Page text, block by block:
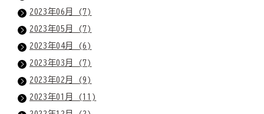
2023年06月 (7)
2023年05月 (7)
2023年04月 (6)
2023年03月 (7)
2023年02月 (9)
2023年01月 (11)